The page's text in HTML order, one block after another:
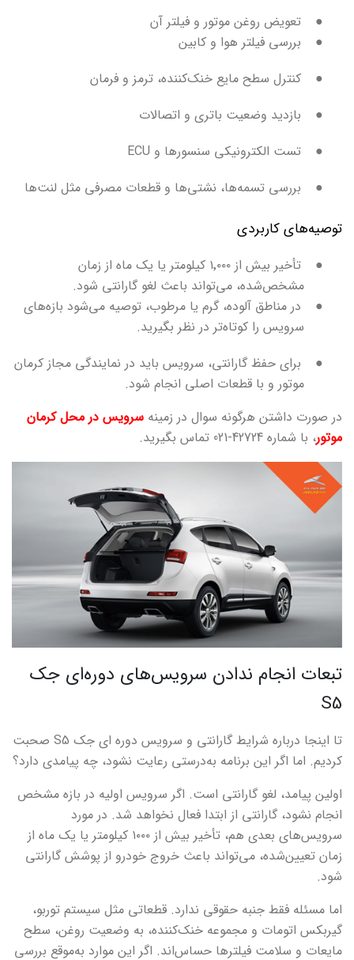
●
تعویض روغن موتور و فیلتر آن
●
بررسی فیلتر هوا و کابین
●
کنترل سطح مایع خنک‌کننده، ترمز و فرمان
●
بازدید وضعیت باتری و اتصالات
●
تست الکترونیکی سنسورها و ECU
●
بررسی تسمه‌ها، نشتی‌ها و قطعات مصرفی مثل لنت‌ها
توصیه‌های کاربردی
●
تأخیر بیش از ۱٬۰۰۰ کیلومتر یا یک ماه از زمان
مشخص‌شده، می‌تواند باعث لغو گارانتی شود.
●
در مناطق آلوده، گرم یا مرطوب، توصیه می‌شود بازه‌های
سرویس را کوتاه‌تر در نظر بگیرید.
●
برای حفظ گارانتی، سرویس باید در نمایندگی مجاز کرمان
موتور و با قطعات اصلی انجام شود.
در صورت داشتن هرگونه سوال در زمینه سرویس در محل کرمان
موتور، با شماره 42724-021 تماس بگیرید.
تبعات انجام ندادن سرویس‌های دوره‌ای جک
S5
تا اینجا درباره شرایط گارانتی و سرویس دوره ای جک S5 صحبت
کردیم. اما اگر این برنامه به‌درستی رعایت نشود، چه پیامدی دارد؟
اولین پیامد، لغو گارانتی است. اگر سرویس اولیه در بازه مشخص
انجام نشود، گارانتی از ابتدا فعال نخواهد شد. در مورد
سرویس‌های بعدی هم، تأخیر بیش از ۱۰۰۰ کیلومتر یا یک ماه از
زمان تعیین‌شده، می‌تواند باعث خروج خودرو از پوشش گارانتی
شود.
اما مسئله فقط جنبه حقوقی ندارد. قطعاتی مثل سیستم توربو،
گیربکس اتومات و مجموعه خنک‌کننده، به وضعیت روغن، سطح
مایعات و سلامت فیلترها حساس‌اند. اگر این موارد به‌موقع بررسی